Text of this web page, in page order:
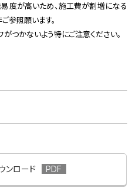
度が高いため、施工費が割増になる
参照願います。
つかないよう特にご注意ください。
ンロード